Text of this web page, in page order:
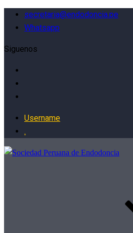
secretaria@endodoncia.pe
Whatsapp
Siguenos
Username
.